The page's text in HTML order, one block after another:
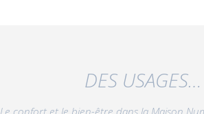
DES
Le confort et le bien-être dans la Maison